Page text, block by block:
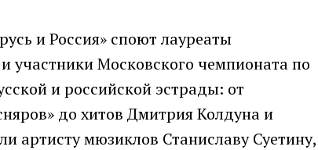
и Россия» споют лауреаты
участники Московского чемпионата по
и российской эстрады: от
до хитов Дмитрия Колдуна и
артисту мюзиклов Станиславу Суетину,